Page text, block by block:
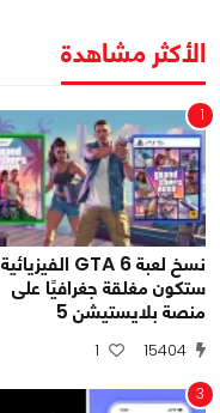
الأكثر مشاهدة
1
نسخ لعبة GTA 6 الفيزيائية
ستكون مغلقة جغرافيًا على
منصة بلايستيشن 5
15404
1
3